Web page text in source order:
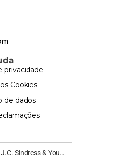
privacidade
Cookies
de dados
Sindress & Youn Sun Nah - Road